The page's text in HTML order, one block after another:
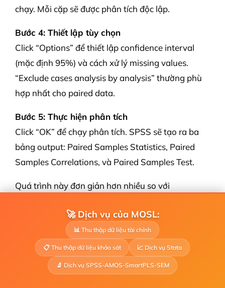
chạy. Mỗi cặp sẽ được phân tích độc lập.
Bước 4: Thiết lập tùy chọn
Click “Options” để thiết lập confidence interval
(mặc định 95%) và cách xử lý missing values.
“Exclude cases analysis by analysis” thường phù
hợp nhất cho paired data.
Bước 5: Thực hiện phân tích
Click “OK” để chạy phân tích. SPSS sẽ tạo ra ba
bảng output: Paired Samples Statistics, Paired
Samples Correlations, và Paired Samples Test.
Quá trình này đơn giản hơn nhiều so với
kiểm tra equality of variances hay định nghĩa
3.2 Đọc và phân tích kết quả
🚀 Dịch vụ của MOSL:
📊 Thu thập dữ liệu tài chính
📋 Thu thập dữ liệu khảo sát 📈 Dịch vụ Stata
🔬 Dịch vụ SPSS-AMOS-SmartPLS-SEM